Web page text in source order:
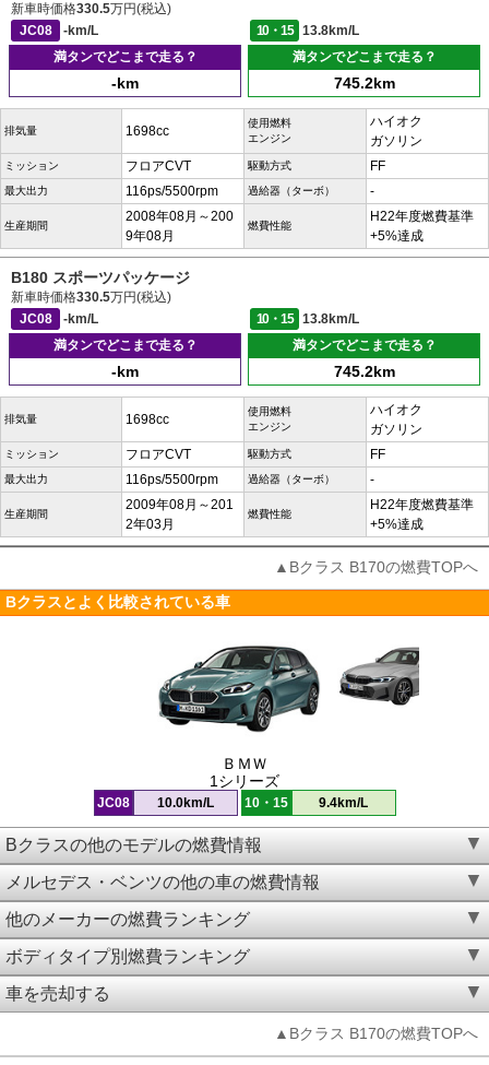
新車時価格330.5万円(税込)
JC08
-km/L 10・15
13.8km/L
満タンでどこまで走る？
-km
満タンでどこまで走る？
745.2km
排気量 1698cc
使用燃料
エンジン
ハイオク
ガソリン
ミッション フロアCVT 駆動方式 FF
最大出力 116ps/5500rpm 過給器（ターボ） -
生産期間
2008年08月～200
9年08月
燃費性能
H22年度燃費基準
+5%達成
B180 スポーツパッケージ
新車時価格330.5万円(税込)
JC08
-km/L 10・15
13.8km/L
満タンでどこまで走る？
-km
満タンでどこまで走る？
745.2km
排気量 1698cc
使用燃料
エンジン
ハイオク
ガソリン
ミッション フロアCVT 駆動方式 FF
最大出力 116ps/5500rpm 過給器（ターボ） -
生産期間
2009年08月～201
2年03月
燃費性能
H22年度燃費基準
+5%達成
▲Bクラス B170の燃費TOPへ
Bクラスとよく比較されている車
ＢＭＷ
1シリーズ
JC08 10.0km/L 10・15 9.4km/L
Bクラスの他のモデルの燃費情報
メルセデス・ベンツの他の車の燃費情報
他のメーカーの燃費ランキング
ボディタイプ別燃費ランキング
車を売却する
▲Bクラス B170の燃費TOPへ